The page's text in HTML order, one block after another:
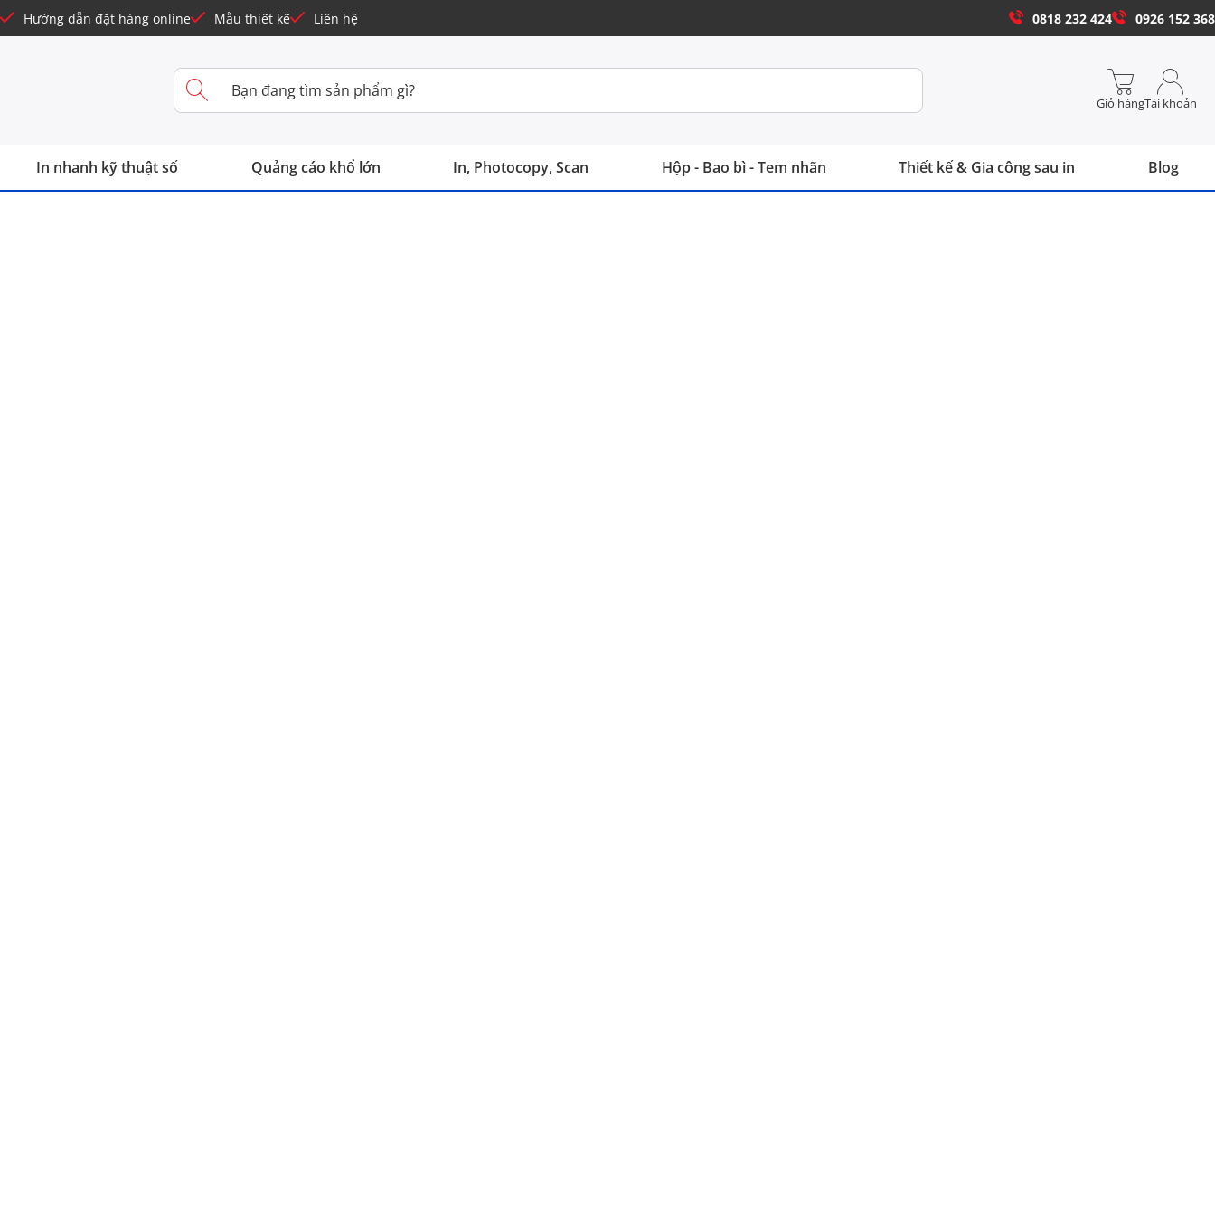
Hướng dẫn đặt hàng online Mẫu thiết kế Liên hệ 0818 232 424 0926 152 368
Giỏ hàngTài khoản
In nhanh kỹ thuật số Quảng cáo khổ lớn In, Photocopy, Scan Hộp - Bao bì - Tem nhãn Thiết kế & Gia công sau in Blog